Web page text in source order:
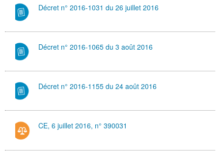
Décret n° 2016-1031 du 26 juillet 2016
Décret n° 2016-1065 du 3 août 2016
Décret n° 2016-1155 du 24 août 2016
CE, 6 juillet 2016, n° 390031